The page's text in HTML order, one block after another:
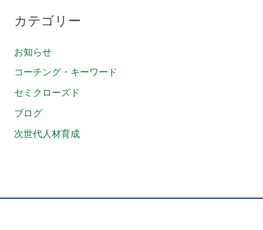
カテゴリー
お知らせ
コーチング・キーワード
セミクローズド
ブログ
次世代人材育成